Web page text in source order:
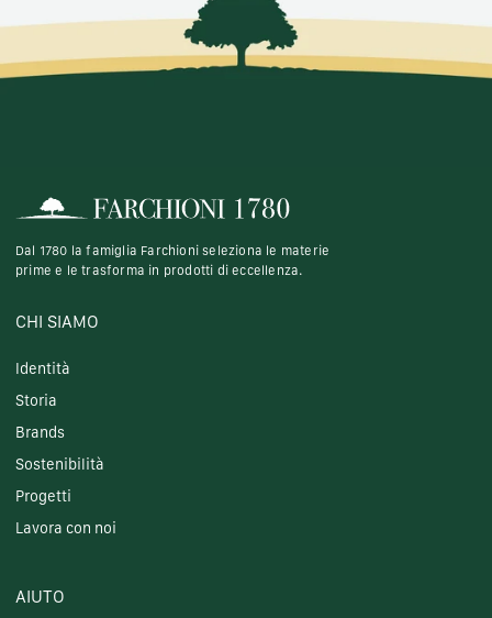
Dal 1780 la famiglia Farchioni seleziona le materie
prime e le trasforma in prodotti di eccellenza.
CHI SIAMO
Identità
Storia
Brands
Sostenibilità
Progetti
Lavora con noi
AIUTO